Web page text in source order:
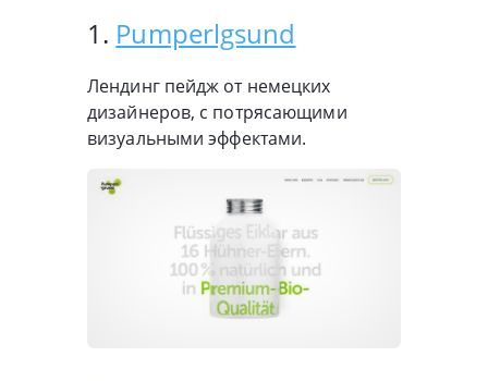
1. Pumperlgsund
Лендинг пейдж от немецких
дизайнеров, с потрясающими
визуальными эффектами.